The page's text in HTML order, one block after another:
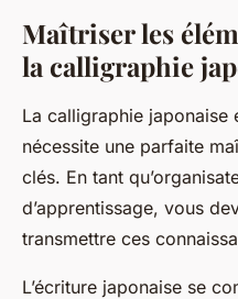
Maîtriser les
la calligraphie
La calligraphie japonaise
nécessite une parfaite
clés. En tant
d’apprentissage, vous
transmettre ces
L’écriture japonaise se